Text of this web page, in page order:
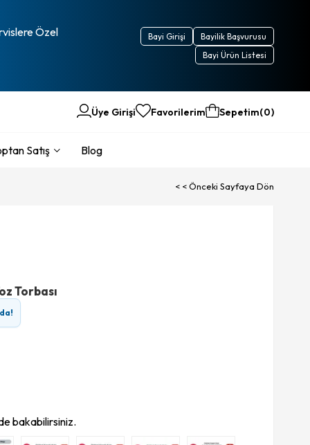
Özel
Bayilik Başvurusu
Bayi Girişi
Bayi Ürün Listesi
Üye Girişi Favorilerim Sepetim 0
Satış Blog
< < Önceki Sayfaya Dön
Torbası
bakabilirsiniz.